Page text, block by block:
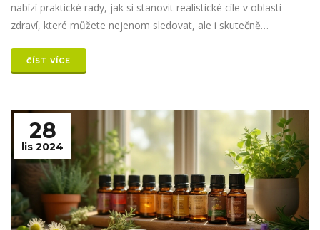
nabízí praktické rady, jak si stanovit realistické cíle v oblasti
zdraví, které můžete nejenom sledovat, ale i skutečně
které mohou vaše snažení podpořit.
ČÍST VÍCE
28
lis 2024